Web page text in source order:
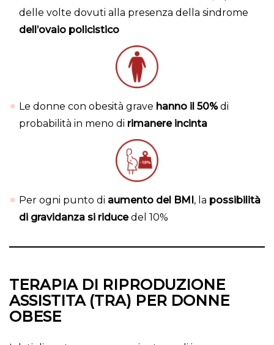
delle volte dovuti alla presenza della sindrome
dell’ovaio policistico
Le donne con obesità grave hanno il 50%di
probabilità in meno di rimanere incinta
Per ogni punto di aumento del BMI , la possibilità
di gravidanza si riducedel 10%
TERAPIA DI RIPRODUZIONE
ASSISTITA (TRA) PER DONNE
OBESE